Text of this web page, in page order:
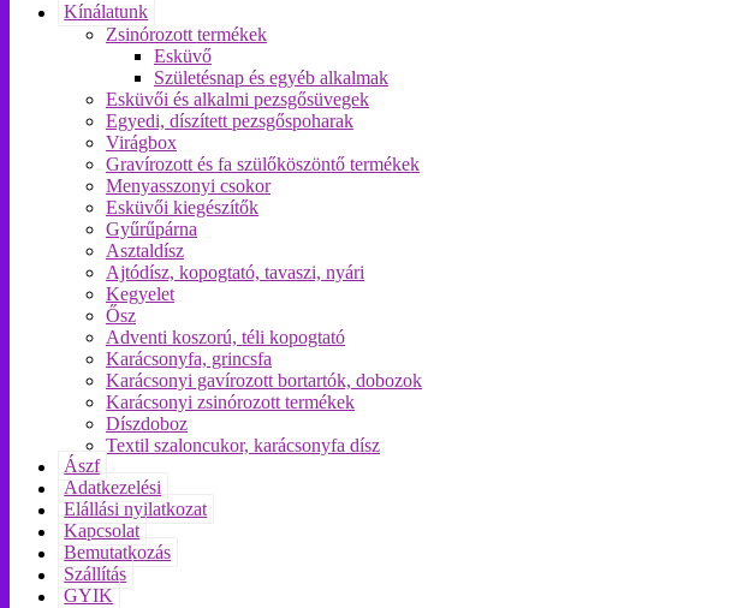
Kínálatunk
Zsinórozott termékek
Esküvő
Születésnap és egyéb alkalmak
Esküvői és alkalmi pezsgősüvegek
Egyedi, díszített pezsgőspoharak
Virágbox
Gravírozott és fa szülőköszöntő termékek
Menyasszonyi csokor
Esküvői kiegészítők
Gyűrűpárna
Asztaldísz
Ajtódísz, kopogtató, tavaszi, nyári
Kegyelet
Ősz
Adventi koszorú, téli kopogtató
Karácsonyfa, grincsfa
Karácsonyi gavírozott bortartók, dobozok
Karácsonyi zsinórozott termékek
Díszdoboz
Textil szaloncukor, karácsonyfa dísz
Ászf
Adatkezelési
Elállási nyilatkozat
Kapcsolat
Bemutatkozás
Szállítás
GYIK